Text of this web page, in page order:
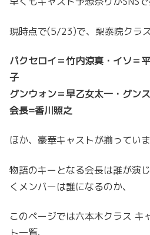
現時点で(5/23)で、梨泰院クラ
パクセロイ＝竹内涼真・イソ＝
子
グンウォン＝早乙女太一・グン
会長=香川照之
ほか、豪華キャストが揃っていま
物語のキーとなる会長は誰が演
くメンバーは誰になるのか、
このページでは六本木クラス キ